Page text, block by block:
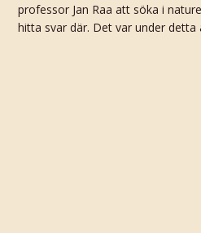
professor Jan Raa att söka i
hitta svar där. Det var under